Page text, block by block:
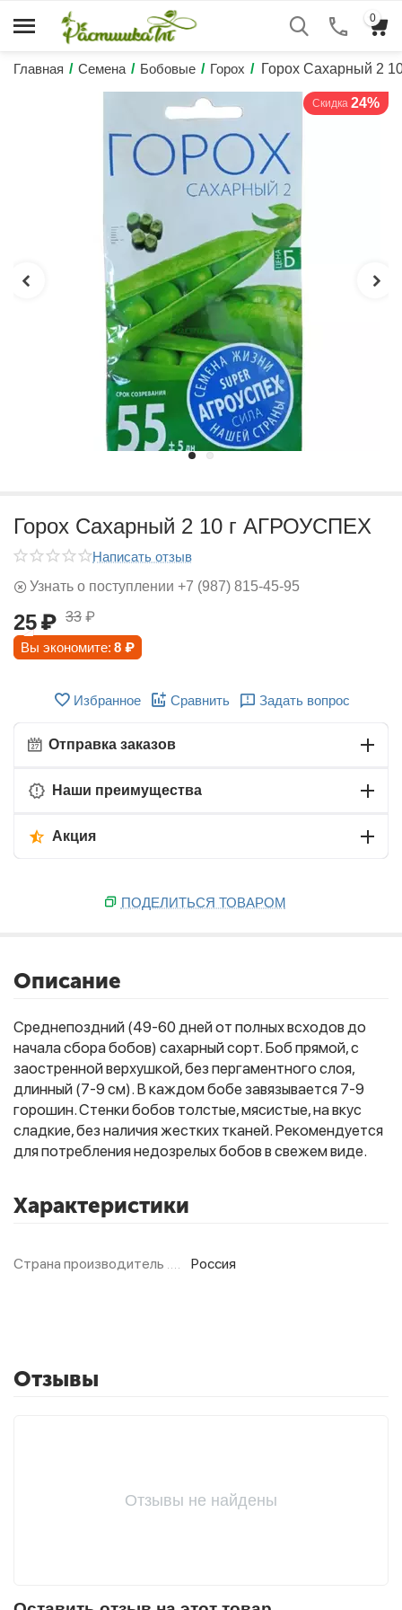
Фитолампы
0
Главная / Семена / Бобовые / Горох / Горох Сахарный 2
Скидка 24%
Горох Сахарный 2 10 г АГРОУСПЕХ
Написать отзыв
Узнать о поступлении +7 (987) 815-45-95
25₽ 33 ₽
Вы экономите: 8 ₽
Избранное Сравнить Задать вопрос
Отправка заказов
Наши преимущества
Акция
ПОДЕЛИТЬСЯ ТОВАРОМ
Описание
Среднепоздний (49-60 дней от полных всходов до
начала сбора бобов) сахарный сорт. Боб прямой, с
заостренной верхушкой, без пергаментного слоя,
длинный (7-9 см). В каждом бобе завязывается 7-9
горошин. Стенки бобов толстые, мясистые, на вкус
сладкие, без наличия жестких тканей. Рекомендуется
для потребления недозрелых бобов в свежем виде.
Характеристики
Страна производитель Россия
Отзывы
Отзывы не найдены